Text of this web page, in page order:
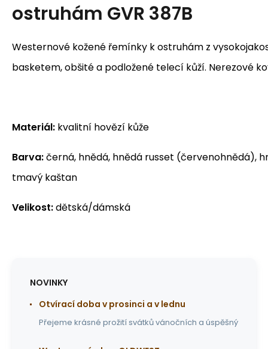
ostruhám GVR 387B
Westernové kožené řemínky k ostruhám z
basketem, obšité a podložené telecí kůží. Nerezové
Materiál: kvalitní hovězí kůže
Barva:černá, hnědá, hnědá russet (červenohnědá),
tmavý kaštan
Velikost:dětská/dámská
NOVINKY
Otvírací doba v prosinci a v lednu
Přejeme krásné prožití svátků vánočních a úspěšný